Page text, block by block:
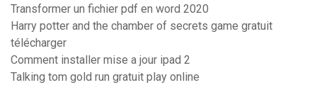
Transformer un fichier pdf en word 2020
Harry potter and the chamber of secrets game gratuit
télécharger
Comment installer mise a jour ipad 2
Talking tom gold run gratuit play online